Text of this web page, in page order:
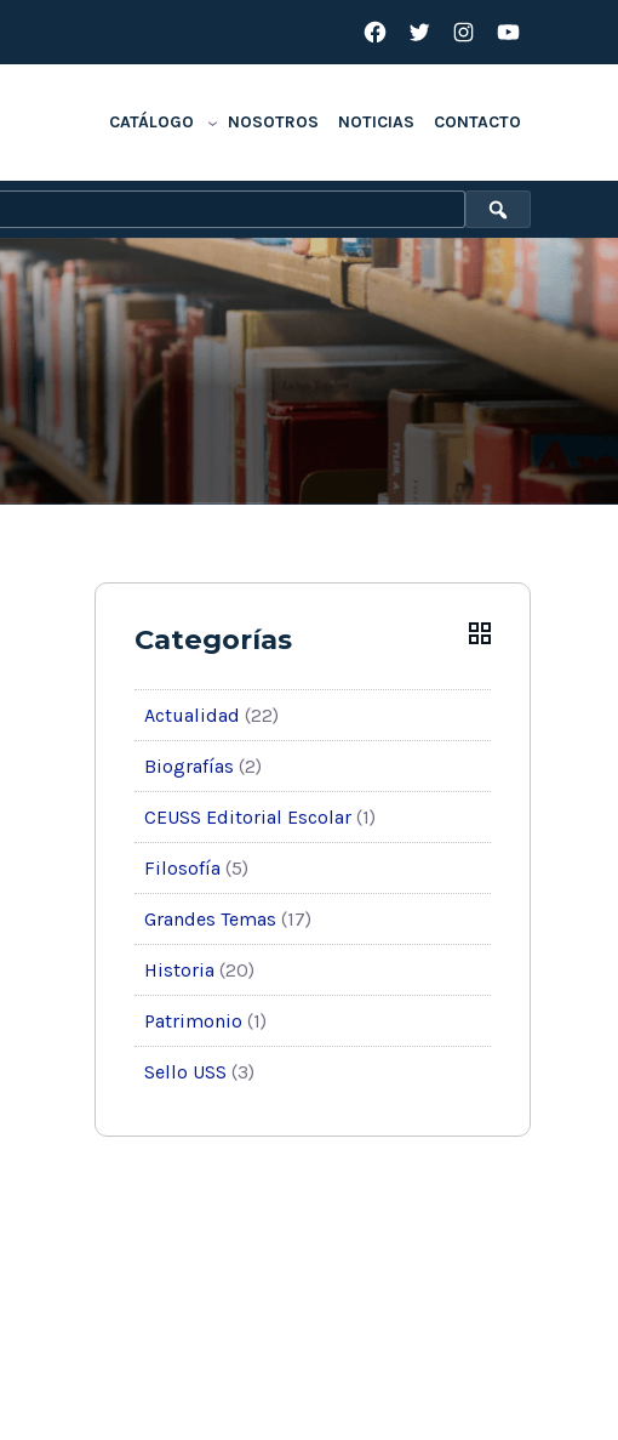
Facebook Twitter Instagram YouTube
CATÁLOGO NOSOTROS NOTICIAS CONTACTO
Categorías
Actualidad (22)
Biografías (2)
CEUSS Editorial Escolar (1)
Filosofía (5)
Grandes Temas (17)
Historia (20)
Patrimonio (1)
Sello USS (3)